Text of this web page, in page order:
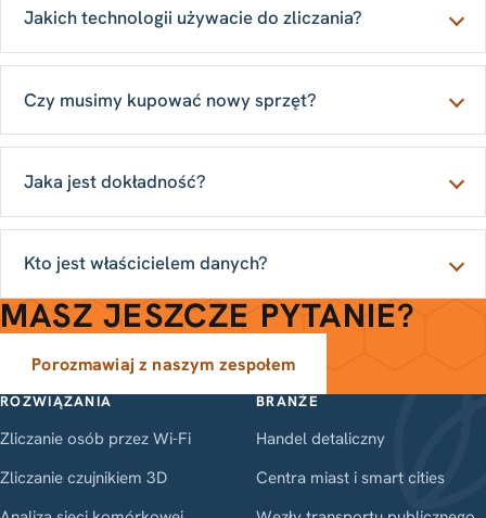
Jakich technologii używacie do zliczania?
Czy musimy kupować nowy sprzęt?
Jaka jest dokładność?
Kto jest właścicielem danych?
MASZ JESZCZE PYTANIE?
Porozmawiaj z naszym zespołem
ROZWIĄZANIA
Zliczanie osób przez Wi-Fi
Zliczanie czujnikiem 3D
BRANŻE
Handel detaliczny
Centra miast i smart cities